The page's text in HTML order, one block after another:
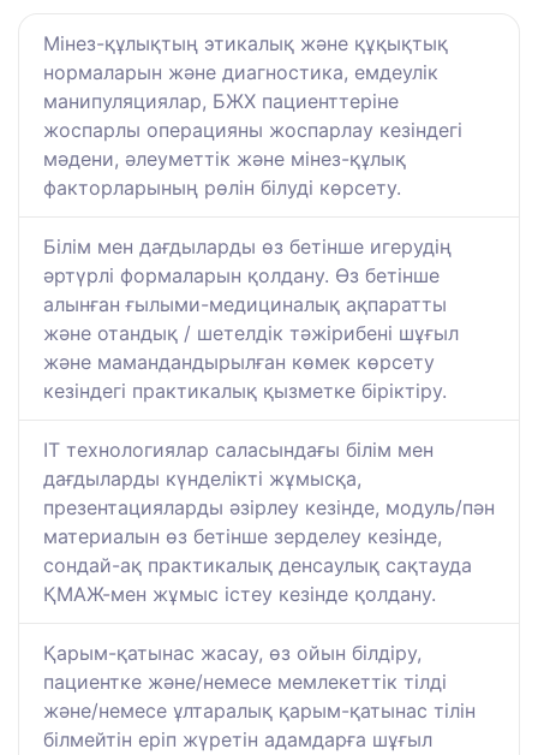
Мінез-құлықтың этикалық және құқықтық
нормаларын және диагностика, емдеулік
манипуляциялар, БЖХ пациенттеріне
жоспарлы операцияны жоспарлау кезіндегі
мәдени, әлеуметтік және мінез-құлық
факторларының рөлін білуді көрсету.
Білім мен дағдыларды өз бетінше игерудің
әртүрлі формаларын қолдану. Өз бетінше
алынған ғылыми-медициналық ақпаратты
және отандық / шетелдік тәжірибені шұғыл
және мамандандырылған көмек көрсету
кезіндегі практикалық қызметке біріктіру.
IT технологиялар саласындағы білім мен
дағдыларды күнделікті жұмысқа,
презентацияларды әзірлеу кезінде, модуль/пән
материалын өз бетінше зерделеу кезінде,
сондай-ақ практикалық денсаулық сақтауда
ҚМАЖ-мен жұмыс істеу кезінде қолдану.
Қарым-қатынас жасау, өз ойын білдіру,
пациентке және/немесе мемлекеттік тілді
және/немесе ұлтаралық қарым-қатынас тілін
білмейтін еріп жүретін адамдарға шұғыл